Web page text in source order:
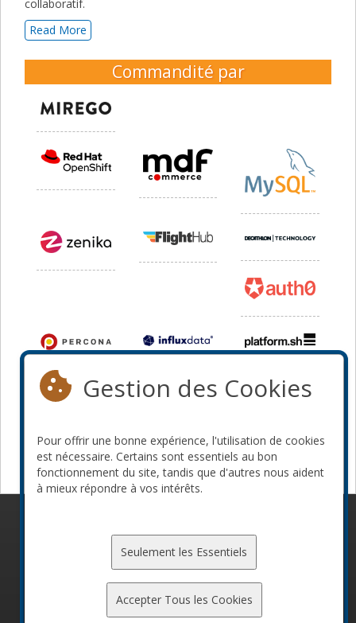
collaboratif.
Read More
Commandité par
Gestion des Cookies
Pour offrir une bonne expérience, l'utilisation de cookies
est nécessaire. Certains sont essentiels au bon
fonctionnement du site, tandis que d'autres nous aident
à mieux répondre à vos intérêts.
Seulement les Essentiels
Accepter Tous les Cookies